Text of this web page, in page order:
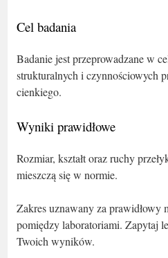
Cel badania
Badanie jest przeprowadzane w
strukturalnych i czynnościowych
cienkiego.
Wyniki prawidłowe
Rozmiar, kształt oraz ruchy
mieszczą się w normie.
Zakres uznawany za prawidłowy
pomiędzy laboratoriami. Zapytaj
Twoich wyników.